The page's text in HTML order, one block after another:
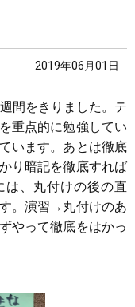
2019年06月01日
間をきりました。テ
重点的に勉強してい
います。あとは徹底
り暗記を徹底すれば
は、丸付けの後の直
。演習→丸付けのあ
やって徹底をはかっ